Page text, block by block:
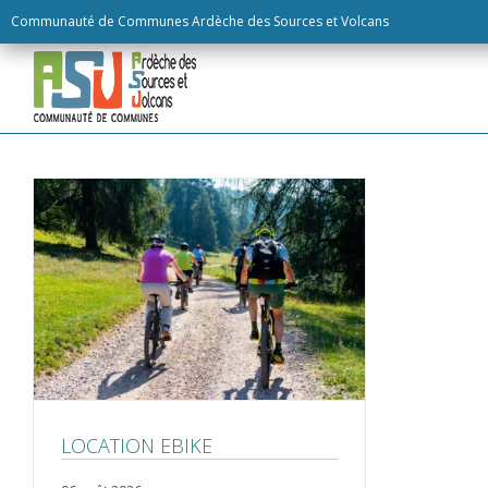
Communauté de Communes Ardèche des Sources et Volcans
to
content
LOCATION EBIKE